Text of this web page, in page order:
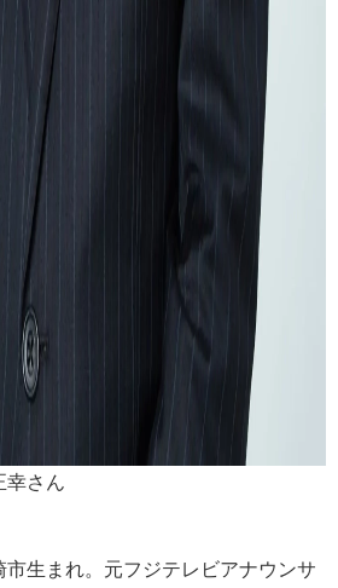
幸さん
⽣まれ。元フジテレビアナウンサ